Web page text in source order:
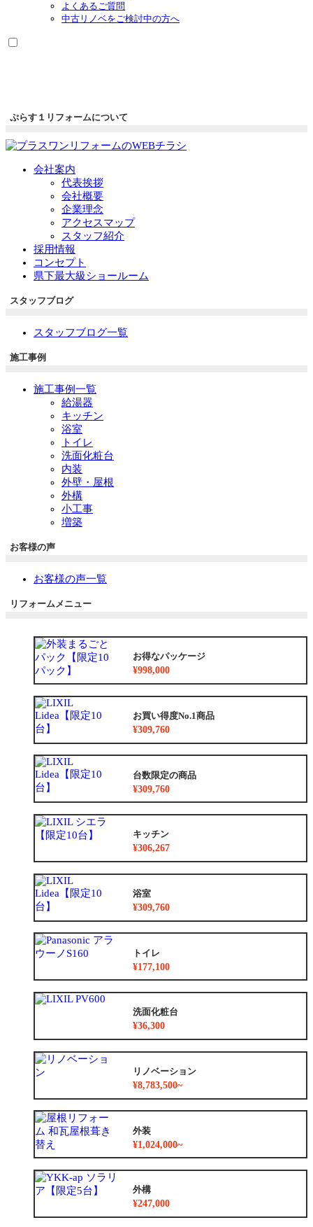
よくあるご質問
中古リノベをご検討中の方へ
ぷらす１リフォームについて
会社案内
代表挨拶
会社概要
企業理念
アクセスマップ
スタッフ紹介
採用情報
コンセプト
県下最大級ショールーム
スタッフブログ
スタッフブログ一覧
施工事例
施工事例一覧
給湯器
キッチン
浴室
トイレ
洗面化粧台
内装
外壁・屋根
外構
小工事
増築
お客様の声
お客様の声一覧
リフォームメニュー
お得なパッケージ
¥998,000
お買い得度No.1商品
¥309,760
台数限定の商品
¥309,760
キッチン
¥306,267
浴室
¥309,760
トイレ
¥177,100
洗面化粧台
¥36,300
リノベーション
¥8,783,500~
外装
¥1,024,000~
外構
¥247,000